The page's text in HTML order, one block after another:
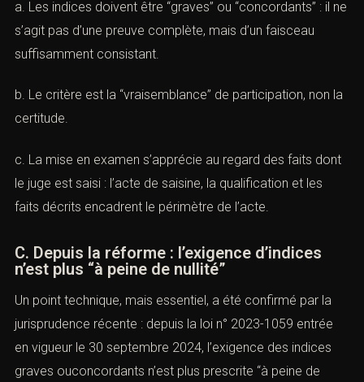
a. Les indices doivent être “graves” ou “concordants” : il ne
s’agit pas d’une preuve complète, mais d’un faisceau
suffisamment consistant.
b. Le critère est la “vraisemblance” de participation, non la
certitude.
c. La mise en examen s’apprécie au regard des faits dont
le juge est saisi : l’acte de saisine, la qualification et les
faits décrits encadrent le périmètre de l’acte.
C. Depuis la réforme : l’exigence d’indices
n’est plus “à peine de nullité”
Un point technique, mais essentiel, a été confirmé par la
jurisprudence récente : depuis la loi n° 2023-1059 entrée
en vigueur le 30 septembre 2024, l’exigence des indices
graves ouconcordants n’est plus prescrite “à peine de